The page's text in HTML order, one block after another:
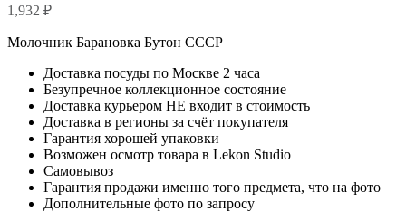
1,932 ₽
Молочник Барановка Бутон СССР
Доставка посуды по Москве 2 часа
Безупречное коллекционное состояние
Доставка курьером НЕ входит в стоимость
Доставка в регионы за счёт покупателя
Гарантия хорошей упаковки
Возможен осмотр товара в Lekon Studio
Самовывоз
Гарантия продажи именно того предмета, что на фото
Дополнительные фото по запросу